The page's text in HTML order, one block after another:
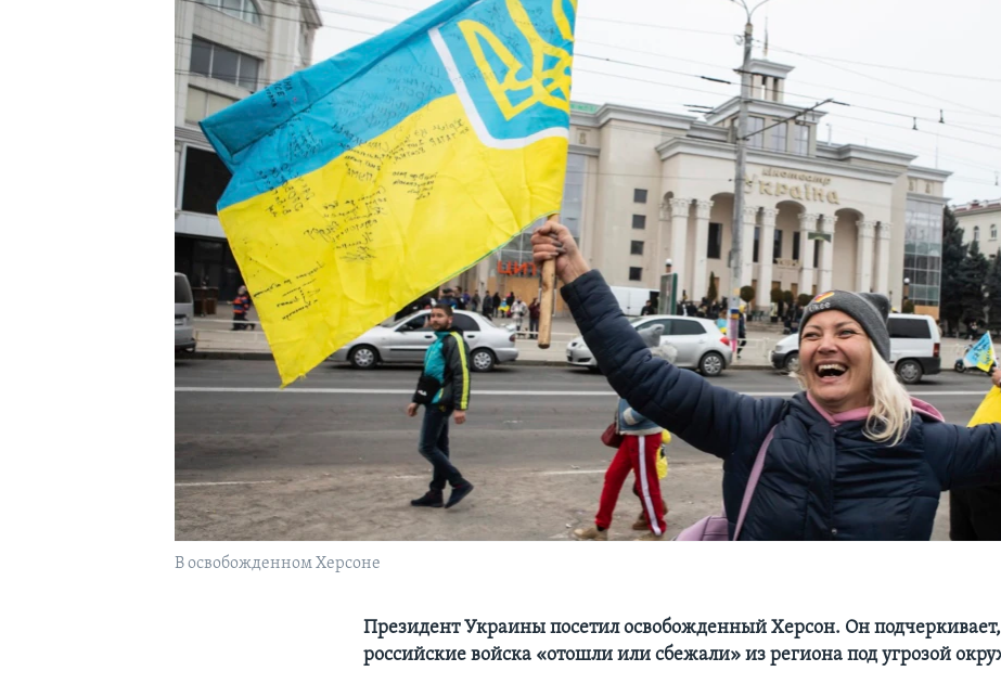
В освобожденном Херсоне
Президент Украины посетил освобожденный Херсон. Он
российские войска «отошли или сбежали» из региона под угрозой